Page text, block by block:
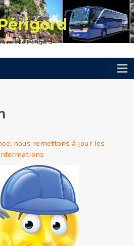
Le Périgord
nous remettons à jour les